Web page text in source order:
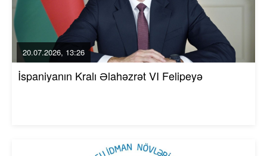
20.07.2026, 13:26
İspaniyanın Kralı Əlahəzrət VI Felipeyə